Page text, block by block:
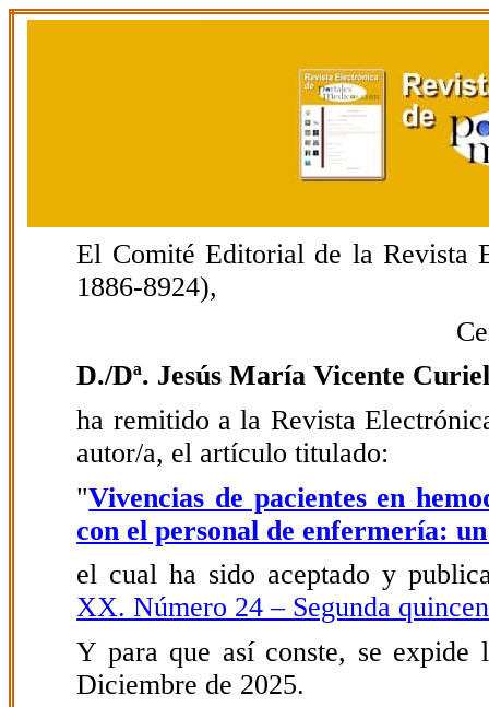
El Comité Editorial de la Revista
1886-8924),
D./Dª. Jesús María Vicente
ha remitido a la Revista
autor/a, el artículo titulado:
"Vivencias de pacientes en
con el personal de enfermería:
el cual ha sido aceptado y
XX. Número 24 – Segunda
Y para que así conste, se
Diciembre de 2025.